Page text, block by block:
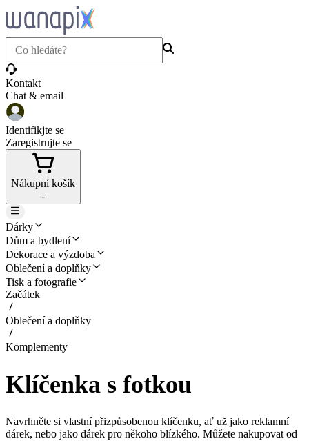
Kontakt
Chat & email
Identifikjte se
Zaregistrujte se
Nákupní košík
-
Dárky
Dům a bydlení
Dekorace a výzdoba
Oblečení a doplňky
Tisk a fotografie
Začátek
Oblečení a doplňky
Komplementy
Klíčenka s fotkou
Navrhněte si vlastní přizpůsobenou klíčenku, ať už jako reklamní
dárek, nebo jako dárek pro někoho blízkého. Můžete nakupovat od